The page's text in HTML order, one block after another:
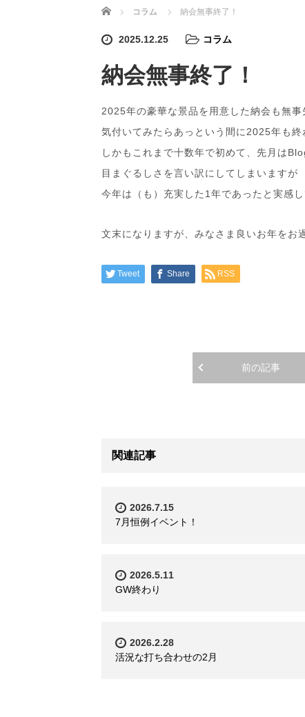
ホーム コラム 納会無事終了！
2025.12.25 コラム
納会無事終了！
2025年の豪華な景品を用意した納会も無事
気付いてみたらあっという間に2025年も終
しかもこれまで十数年で初めて、先月は
目まぐるしさを言い訳にしてしまいますが
今年は（も）充実した1年であったと実感し
文末になりますが、みなさま良いお年をお
Tweet Share RSS
前の記事
関連記事
2026.7.15
7月恒例イベント！
2026.5.11
GW終わり
2026.2.28
活況な打ち合わせの2月